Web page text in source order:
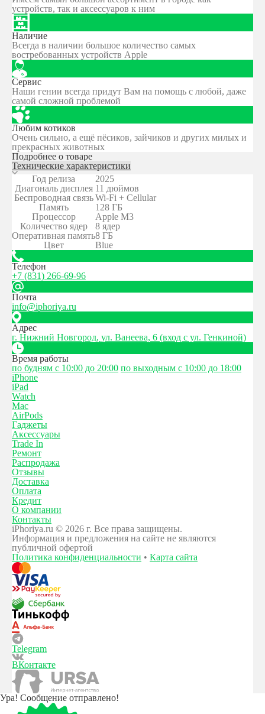
устройств, так и аксессуаров к ним
Наличие
Всегда в наличии большое количество самых
востребованных устройств Apple
Сервис
Наши гении всегда придут Вам на помощь с любой, даже
самой сложной проблемой
Любим котиков
Очень сильно, а ещё пёсиков, зайчиков и других милых и
прекрасных животных
Подробнее о товаре
Технические характеристики
Год релиза
2025
Диагональ дисплея 11 дюймов
Беспроводная связь Wi-Fi + Cellular
Память
128 ГБ
Процессор
Apple M3
Количество ядер
8 ядер
Оперативная память8 ГБ
Цвет
Blue
Телефон
+7 (831) 266-69-96
Почта
info@iphoriya.ru
Адрес
г. Нижний Новгород, ул. Ванеева, 6 (вход с ул. Генкиной)
Время работы
по будням с 10:00 до 20:00 по выходным с 10:00 до 18:00
iPhone
iPad
Watch
Mac
AirPods
Гаджеты
Аксессуары
Trade In
Ремонт
Распродажа
Отзывы
Доставка
Оплата
Кредит
О компании
Контакты
iPhoriya.ru © 2026 г. Все права защищены.
Информация и предложения на сайте не являются
публичной офертой
Политика конфиденциальности • Карта сайта
Telegram
ВКонтакте
Ура! Сообщение отправлено!